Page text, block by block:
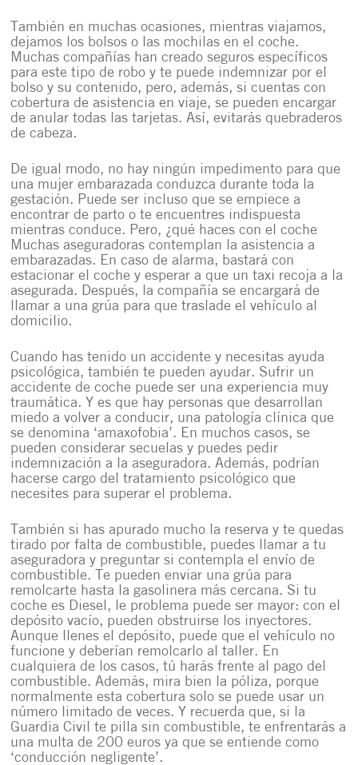
También en muchas ocasiones, mientras viajamos,
dejamos los bolsos o las mochilas en el coche.
Muchas compañías han creado seguros específicos
para este tipo de robo y te puede indemnizar por el
bolso y su contenido, pero, además, si cuentas con
cobertura de asistencia en viaje, se pueden encargar
de anular todas las tarjetas. Así, evitarás quebraderos
de cabeza.
De igual modo, no hay ningún impedimento para que
una mujer embarazada conduzca durante toda la
gestación. Puede ser incluso que se empiece a
encontrar de parto o te encuentres indispuesta
mientras conduce. Pero, ¿qué haces con el coche
Muchas aseguradoras contemplan la asistencia a
embarazadas. En caso de alarma, bastará con
estacionar el coche y esperar a que un taxi recoja a la
asegurada. Después, la compañía se encargará de
llamar a una grúa para que traslade el vehículo al
domicilio.
Cuando has tenido un accidente y necesitas ayuda
psicológica, también te pueden ayudar. Sufrir un
accidente de coche puede ser una experiencia muy
traumática. Y es que hay personas que desarrollan
miedo a volver a conducir, una patología clínica que
se denomina ‘amaxofobia’. En muchos casos, se
pueden considerar secuelas y puedes pedir
indemnización a la aseguradora. Además, podrían
hacerse cargo del tratamiento psicológico que
necesites para superar el problema.
También si has apurado mucho la reserva y te quedas
tirado por falta de combustible, puedes llamar a tu
aseguradora y preguntar si contempla el envío de
combustible. Te pueden enviar una grúa para
remolcarte hasta la gasolinera más cercana. Si tu
coche es Diesel, le problema puede ser mayor: con el
depósito vacío, pueden obstruirse los inyectores.
Aunque llenes el depósito, puede que el vehículo no
funcione y deberían remolcarlo al taller. En
cualquiera de los casos, tú harás frente al pago del
combustible. Además, mira bien la póliza, porque
normalmente esta cobertura solo se puede usar un
número limitado de veces. Y recuerda que, si la
Guardia Civil te pilla sin combustible, te enfrentarás a
una multa de 200 euros ya que se entiende como
‘conducción negligente’.